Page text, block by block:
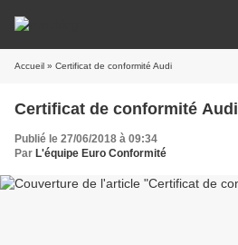
Accueil » Certificat de conformité Audi
Certificat de conformité Audi
Publié le 27/06/2018 à 09:34
Par L'équipe Euro Conformité